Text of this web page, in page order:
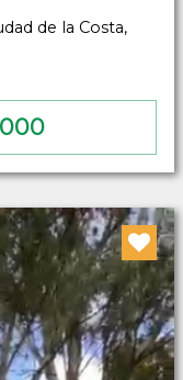
de la Costa,